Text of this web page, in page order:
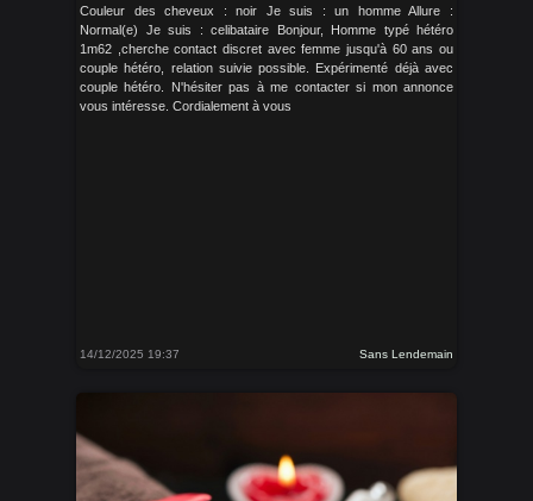
Couleur des cheveux : noir Je suis : un homme Allure :
Normal(e) Je suis : celibataire Bonjour, Homme typé hétéro
1m62 ,cherche contact discret avec femme jusqu'à 60 ans ou
couple hétéro, relation suivie possible. Expérimenté déjà avec
couple hétéro. N'hésiter pas à me contacter si mon annonce
vous intéresse. Cordialement à vous
14/12/2025 19:37 Sans Lendemain